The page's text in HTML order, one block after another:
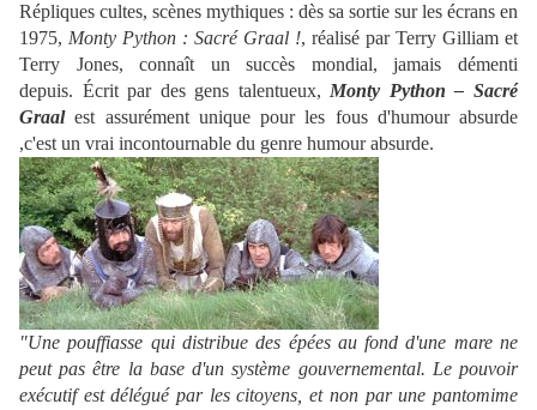
Répliques cultes, scènes mythiques : dès sa sortie sur les écrans en
1975, Monty Python : Sacré Graal !, réalisé par Terry Gilliam et
Terry Jones, connaît un succès mondial, jamais démenti
depuis. Écrit par des gens talentueux, Monty Python – Sacré
Graalest assurément unique pour les fous d'humour absurde
,c'est un vrai incontournable du genre humour absurde.
"Une pouffiasse qui distribue des épées au fond d'une mare ne
peut pas être la base d'un système gouvernemental. Le pouvoir
exécutif est délégué par les citoyens, et non par une pantomime